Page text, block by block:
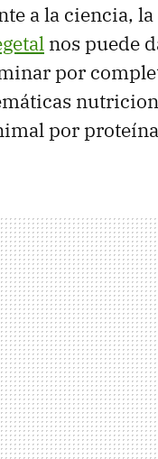
a la ciencia,
nos puede
por
por